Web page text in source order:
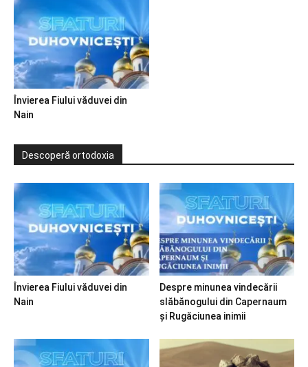
Învierea Fiului văduvei din
Nain
Descoperă ortodoxia
Învierea Fiului văduvei din
Nain
Despre minunea vindecării
slăbănogului din Capernaum
și Rugăciunea inimii